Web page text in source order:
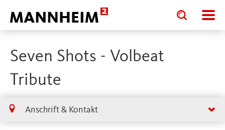
Toggle
search
input
Toggle
search
input
Seven Shots - Volbeat
Tribute
Anschrift & Kontakt